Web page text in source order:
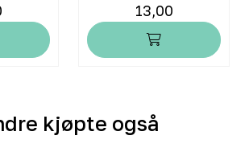
13,00
kjøpte også